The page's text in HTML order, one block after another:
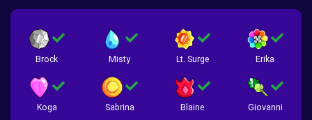
Brock Misty Lt. Surge Erika
Koga Sabrina Blaine Giovanni